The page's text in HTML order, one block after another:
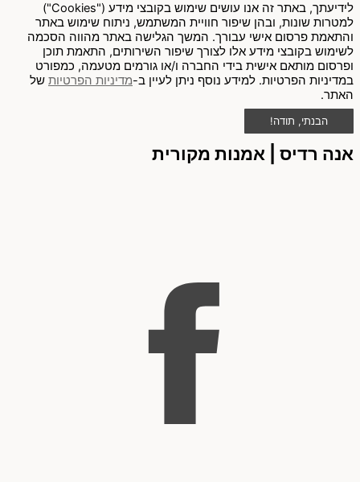
לידיעתך, באתר זה אנו עושים שימוש בקובצי מידע ("Cookies")
למטרות שונות, ובהן שיפור חוויית המשתמש, ניתוח שימוש באתר
והתאמת פרסום אישי עבורך. המשך הגלישה באתר מהווה הסכמה
לשימוש בקובצי מידע אלו לצורך שיפור השירותים, התאמת תוכן
ופרסום מותאם אישית בידי החברה ו/או גורמים מטעמה, כמפורט
במדיניות הפרטיות. למידע נוסף ניתן לעיין ב-מדיניות הפרטיות של
האתר.
הבנתי, תודה!
אנה רדיס | אמנות מקורית